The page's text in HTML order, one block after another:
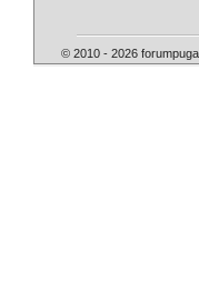
© 2010 - 2026